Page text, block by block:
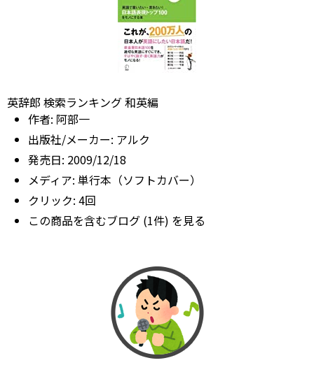
英辞郎 検索ランキング 和英編
作者: 阿部一
出版社/メーカー: アルク
発売日: 2009/12/18
メディア: 単行本（ソフトカバー）
クリック: 4回
この商品を含むブログ (1件) を見る